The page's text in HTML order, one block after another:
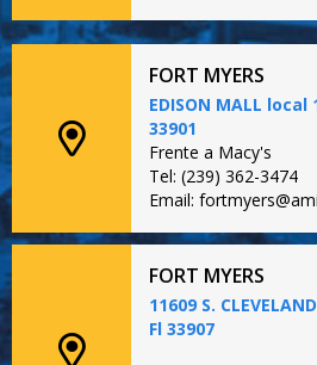
FORT MYERS
EDISON MALL
33901
Frente a Macy's
Tel: (239) 362-3474
Email:
FORT MYERS
11609 S.
Fl 33907